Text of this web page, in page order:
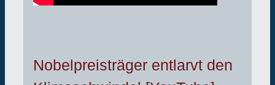
Nobelpreisträger entlarvt den